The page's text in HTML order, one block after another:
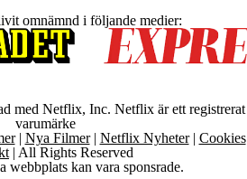
omnämnd i följande medier:
med Netflix, Inc. Netflix är ett registrerat
varumärke
| Nya Filmer| Netflix Nyheter| Cookies
| All Rights Reserved
webbplats kan vara sponsrade.